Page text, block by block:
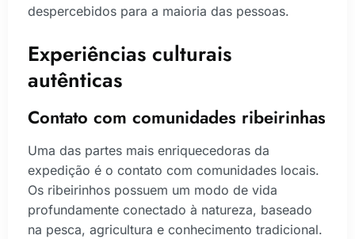
despercebidos para a maioria das pessoas.
Experiências culturais
autênticas
Contato com comunidades ribeirinhas
Uma das partes mais enriquecedoras da
expedição é o contato com comunidades locais.
Os ribeirinhos possuem um modo de vida
profundamente conectado à natureza, baseado
na pesca, agricultura e conhecimento tradicional.